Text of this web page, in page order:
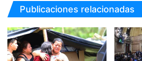
Publicaciones relacionadas